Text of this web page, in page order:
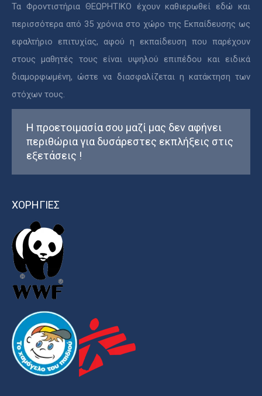
Τα Φροντιστήρια ΘΕΩΡΗΤΙΚΟ έχουν καθιερωθεί εδώ και
περισσότερα από 35 χρόνια στο χώρο της Εκπαίδευσης ως
εφαλτήριο επιτυχίας, αφού η εκπαίδευση που παρέχουν
στους μαθητές τους είναι υψηλού επιπέδου και ειδικά
διαμορφωμένη, ώστε να διασφαλίζεται η κατάκτηση των
στόχων τους.
Η προετοιμασία σου μαζί μας δεν αφήνει
περιθώρια για δυσάρεστες εκπλήξεις στις
εξετάσεις !
ΧΟΡΗΓΙΕΣ